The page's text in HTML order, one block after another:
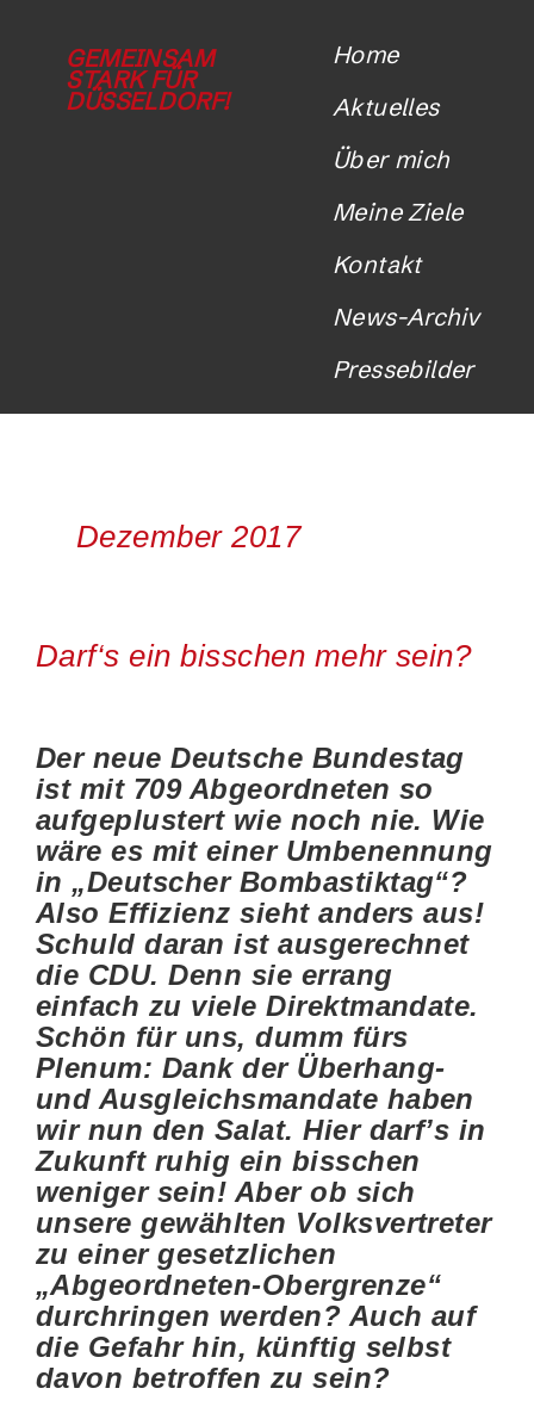
GEMEINSAM
STARK FÜR
DÜSSELDORF!
Home
Aktuelles
Über mich
Meine Ziele
Kontakt
News-Archiv
Pressebilder
Dezember 2017
Darf‘s ein bisschen mehr sein?
Der neue Deutsche Bundestag
ist mit 709 Abgeordneten so
aufgeplustert wie noch nie. Wie
wäre es mit einer Umbenennung
in „Deutscher Bombastiktag“?
Also Effizienz sieht anders aus!
Schuld daran ist ausgerechnet
die CDU. Denn sie errang
einfach zu viele Direktmandate.
Schön für uns, dumm fürs
Plenum: Dank der Überhang-
und Ausgleichsmandate haben
wir nun den Salat. Hier darf’s in
Zukunft ruhig ein bisschen
weniger sein! Aber ob sich
unsere gewählten Volksvertreter
zu einer gesetzlichen
„Abgeordneten-Obergrenze“
durchringen werden? Auch auf
die Gefahr hin, künftig selbst
davon betroffen zu sein?